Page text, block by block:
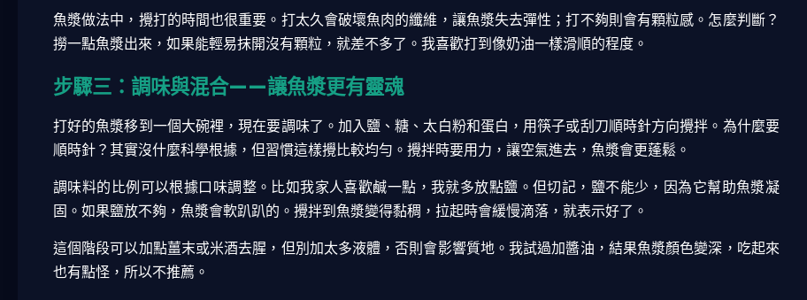
魚漿做法中，攪打的時間也很重要。打太久會破壞魚肉的纖維，讓魚漿失去彈性；打不夠則會有顆粒感。怎麼判斷？
撈一點魚漿出來，如果能輕易抹開沒有顆粒，就差不多了。我喜歡打到像奶油一樣滑順的程度。
步驟三：調味與混合——讓魚漿更有靈魂
打好的魚漿移到一個大碗裡，現在要調味了。加入鹽、糖、太白粉和蛋白，用筷子或刮刀順時針方向攪拌。為什麼要
順時針？其實沒什麼科學根據，但習慣這樣攪比較均勻。攪拌時要用力，讓空氣進去，魚漿會更蓬鬆。
調味料的比例可以根據口味調整。比如我家人喜歡鹹一點，我就多放點鹽。但切記，鹽不能少，因為它幫助魚漿凝
固。如果鹽放不夠，魚漿會軟趴趴的。攪拌到魚漿變得黏稠，拉起時會緩慢滴落，就表示好了。
這個階段可以加點薑末或米酒去腥，但別加太多液體，否則會影響質地。我試過加醬油，結果魚漿顏色變深，吃起來
也有點怪，所以不推薦。